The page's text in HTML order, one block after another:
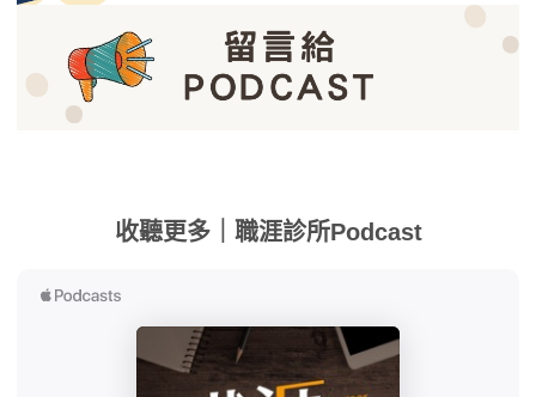
收聽更多｜職涯診所Podcast